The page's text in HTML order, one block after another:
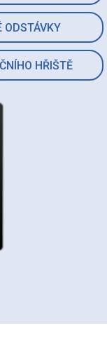
ODSTÁVKY
HŘIŠTĚ